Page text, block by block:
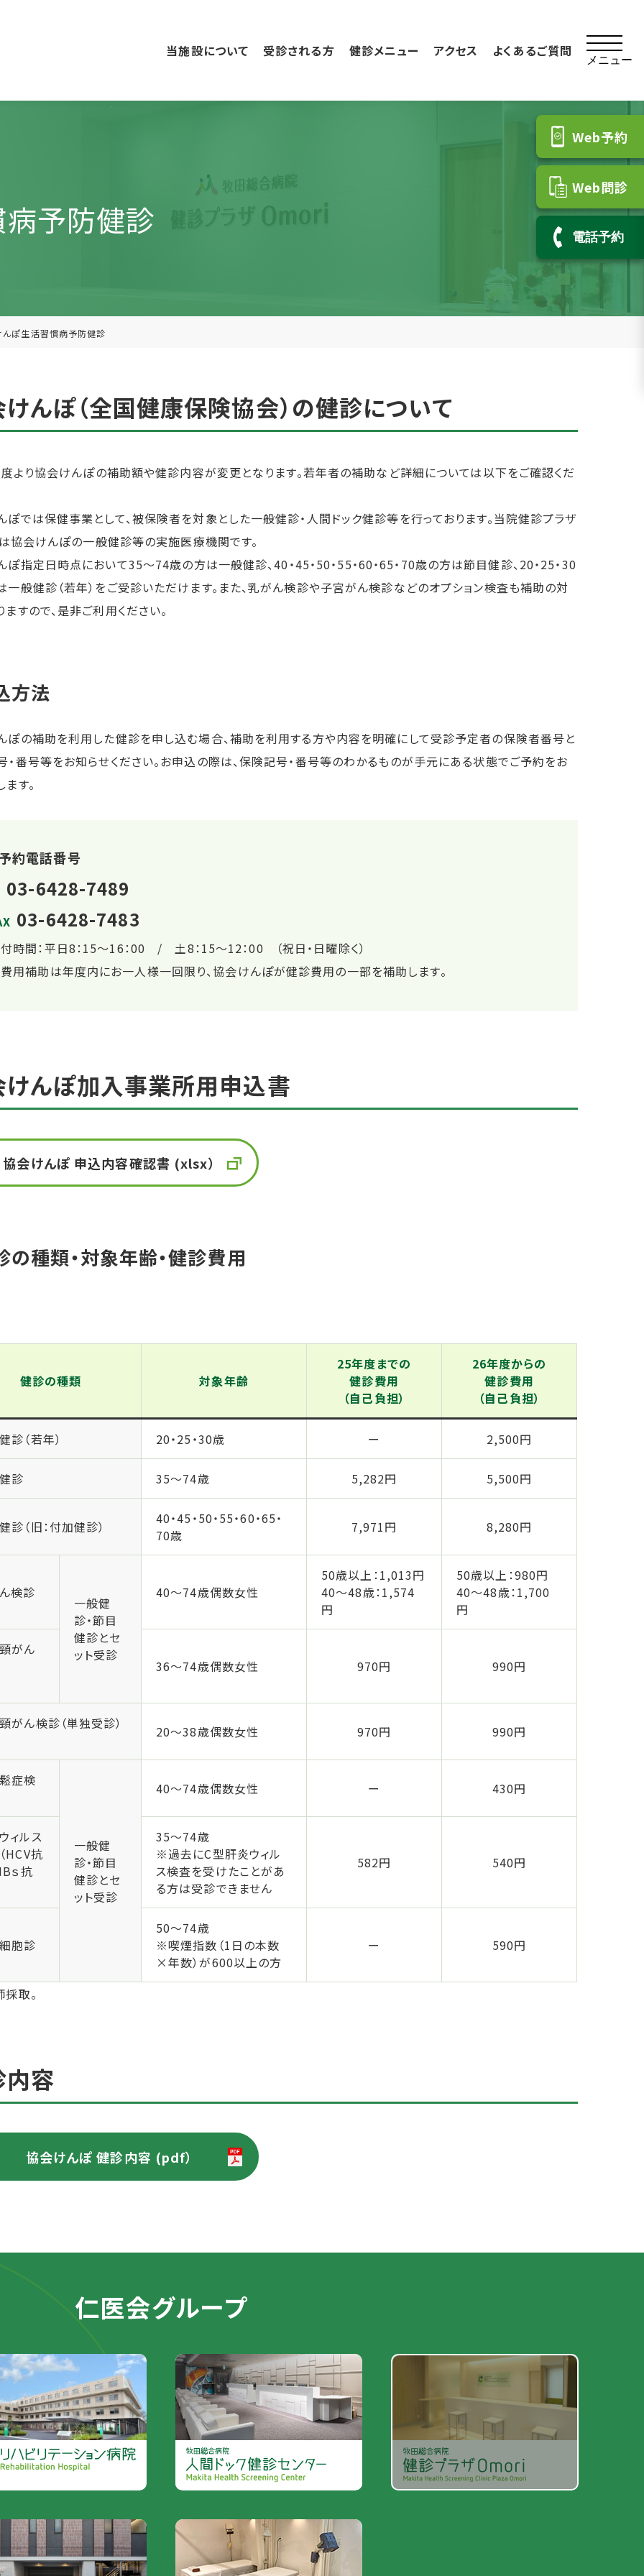
ペ
ー
当施設について 受診される方 健診メニュー アクセス よくあるご質問
メニュー
予防健診
んぽ生活習慣病予防健診
Web予約
Web問診
電話予約
んぽ（全国健康保険協会）の健診について
より協会けんぽの補助額や健診内容が変更となります。若年者の補助など詳細については以下をご確認くだ
ぽでは保健事業として、被保険者を対象とした一般健診・人間ドック健診等を行っております。当院健診プラザ
協会けんぽの一般健診等の実施医療機関です。
ぽ指定日時点において35～74歳の方は一般健診、40・45・50・55・60・65・70歳の方は節目健診、20・25・30
一般健診（若年）をご受診いただけます。また、乳がん検診や子宮がん検診などのオプション検査も補助の対
すので、是非ご利用ください。
方法
ぽの補助を利用した健診を申し込む場合、補助を利用する方や内容を明確にして受診予定者の保険者番号と
・番号等をお知らせください。お申込の際は、保険記号・番号等のわかるものが手元にある状態でご予約をお
す。
約電話番号
03-6428-7489
03-6428-7483
時間：平日8：15～16：00 / 土8：15～12：00 （祝日・日曜除く）
用補助は年度内にお一人様一回限り、協会けんぽが健診費用の一部を補助します。
んぽ加入事業所用申込書
協会けんぽ 申込内容確認書 (xlsx）
の種類・対象年齢・健診費用
健診の種類 対象年齢
25年度までの
健診費用
（自己負担）
26年度からの
健診費用
（自己負担）
診（若年） 20・25・30歳 ー 2,500円
診 35～74歳 5,282円 5,500円
診（旧：付加健診）
40・45・50・55・60・65・
70歳
7,971円 8,280円
検診
一般健
診・節目
健診とセ
ット受診
40～74歳偶数女性
50歳以上：1,013円
40～48歳：1,574
円
50歳以上：980円
40～48歳：1,700
円
がん
36～74歳偶数女性
970円 990円
がん検診（単独受診） 20～38歳偶数女性 970円 990円
症検
一般健
診・節目
健診とセ
ット受診
40～74歳偶数女性 ー 430円
ィルス
HCV抗
ｓ抗
35～74歳
※過去にC型肝炎ウィル
ス検査を受けたことがあ
る方は受診できません
582円 540円
胞診
50～74歳
※喫煙指数（1日の本数
×年数）が600以上の方
ー 590円
取。
容
協会けんぽ 健診内容 (pdf）
仁医会グループ